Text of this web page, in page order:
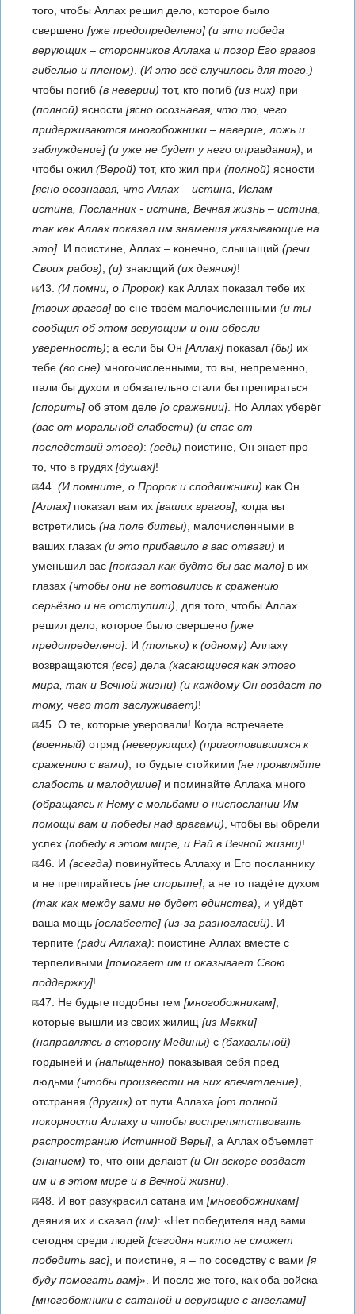
того, чтобы Аллах решил дело, которое было
свершено [уже предопределено] (и это победа
верующих – сторонников Аллаха и позор Его врагов
гибелью и пленом) (И это всё случилось для того,)
чтобы погиб (в неверии) тот, кто погиб (из них) при
(полной) ясности [ясно осознавая, что то, чего
придерживаются многобожники – неверие, ложь и
заблуждение] (и уже не будет у него оправдания) , и
чтобы ожил (Верой) тот, кто жил при (полной) ясности
[ясно осознавая, что Аллах – истина, Ислам –
истина, Посланник - истина, Вечная жизнь – истина,
так как Аллах показал им знамения указывающие на
это] . И поистине, Аллах – конечно, слышащий (речи
Своих рабов) (и) знающий (их деяния)!
43. (И помни, о Пророк) как Аллах показал тебе их
[твоих врагов] во сне твоём малочисленными (и ты
сообщил об этом верующим и они обрели
уверенность); а если бы Он [Аллах] показал (бы) их
тебе (во сне) многочисленными, то вы, непременно,
пали бы духом и обязательно стали бы препираться
[спорить] об этом деле [о сражении] . Но Аллах уберёг
(вас от моральной слабости) (и спас от
последствий этого): (ведь) поистине, Он знает про
то, что в грудях [душах]!
44. (И помните, о Пророк и сподвижники) как Он
[Аллах] показал вам их [ваших врагов] , когда вы
встретились (на поле битвы) , малочисленными в
ваших глазах (и это прибавило в вас отваги) и
уменьшил вас [показал как будто бы вас мало] в их
глазах (чтобы они не готовились к сражению
серьёзно и не отступили) , для того, чтобы Аллах
решил дело, которое было свершено [уже
предопределено] . И (только) к (одному) Аллаху
возвращаются (все) дела (касающиеся как этого
мира, так и Вечной жизни) (и каждому Он воздаст по
тому, чего тот заслуживает)!
45. О те, которые уверовали! Когда встречаете
(военный) отряд (неверующих) (приготовившихся к
сражению с вами) , то будьте стойкими [не проявляйте
слабость и малодушие] и поминайте Аллаха много
(обращаясь к Нему с мольбами о ниспослании Им
помощи вам и победы над врагами) , чтобы вы обрели
успех (победу в этом мире, и Рай в Вечной жизни)!
46. И (всегда) повинуйтесь Аллаху и Его посланнику
и не препирайтесь [не спорьте] , а не то падёте духом
(так как между вами не будет единства) , и уйдёт
ваша мощь [ослабеете] (из-за разногласий) . И
терпите (ради Аллаха): поистине Аллах вместе с
терпеливыми [помогает им и оказывает Свою
поддержку]!
47. Не будьте подобны тем [многобожникам]
которые вышли из своих жилищ [из Мекки]
(направляясь в сторону Медины) с (бахвальной)
гордыней и (напыщенно) показывая себя пред
людьми (чтобы произвести на них впечатление)
отстраняя (других) от пути Аллаха [от полной
покорности Аллаху и чтобы воспрепятствовать
распространию Истинной Веры] , а Аллах объемлет
(знанием) то, что они делают(и Он вскоре воздаст
им и в этом мире и в Вечной жизни)
48. И вот разукрасил сатана им [многобожникам]
деяния их и сказал (им): «Нет победителя над вами
сегодня среди людей [сегодня никто не сможет
победить вас] , и поистине, я – по соседству с вами [я
буду помогать вам]». И после же того, как оба войска
[многобожники с сатаной и верующие с ангелами]